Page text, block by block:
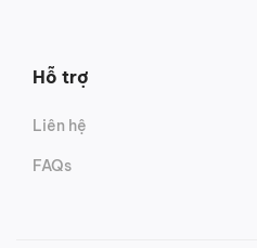
Hỗ trợ
Liên hệ
FAQs